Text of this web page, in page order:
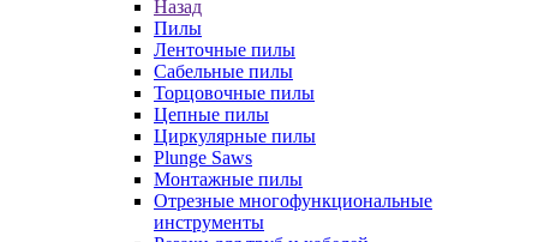
Назад
Пилы
Ленточные пилы
Сабельные пилы
Торцовочные пилы
Цепные пилы
Циркулярные пилы
Plunge Saws
Монтажные пилы
Отрезные многофункциональные
инструменты